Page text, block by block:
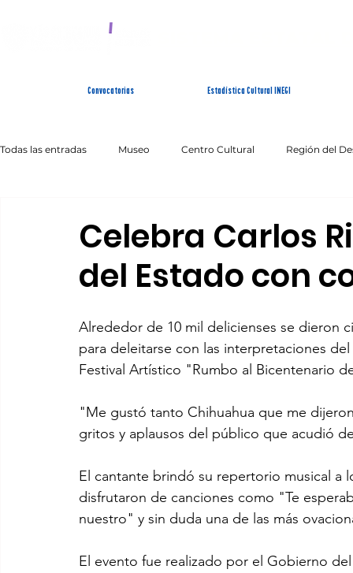
Convocatorias Estadística Cultural INEGI
Todas las entradas Museo Centro Cultural Región del
Celebra Carlos
del Estado con
Alrededor de 10 mil delicienses se dieron
para deleitarse con las interpretaciones
Festival Artístico "Rumbo al Bicentenario
"Me gustó tanto Chihuahua que me
gritos y aplausos del público que acudió
El cantante brindó su repertorio musical a
disfrutaron de canciones como "Te
nuestro" y sin duda una de las más
El evento fue realizado por el Gobierno